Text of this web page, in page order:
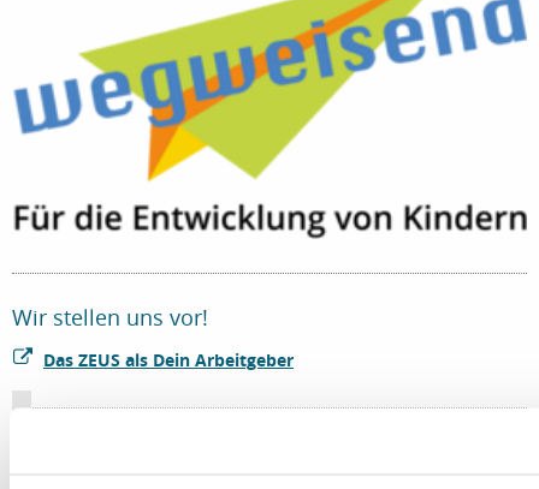
Wir stellen uns vor!
Das ZEUS als Dein Arbeitgeber